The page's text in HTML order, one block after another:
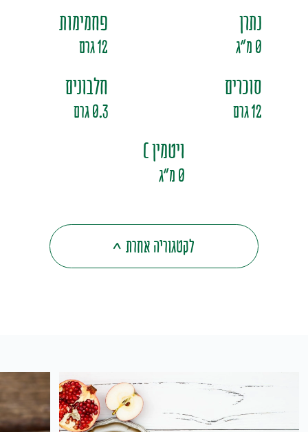
נתרן
0 מ"ג
פחמימות
12 גרם
סוכרים
12 גרם
חלבונים
0.3 גרם
ויטמין C
0 מ"ג
לקטגוריה אחרת>